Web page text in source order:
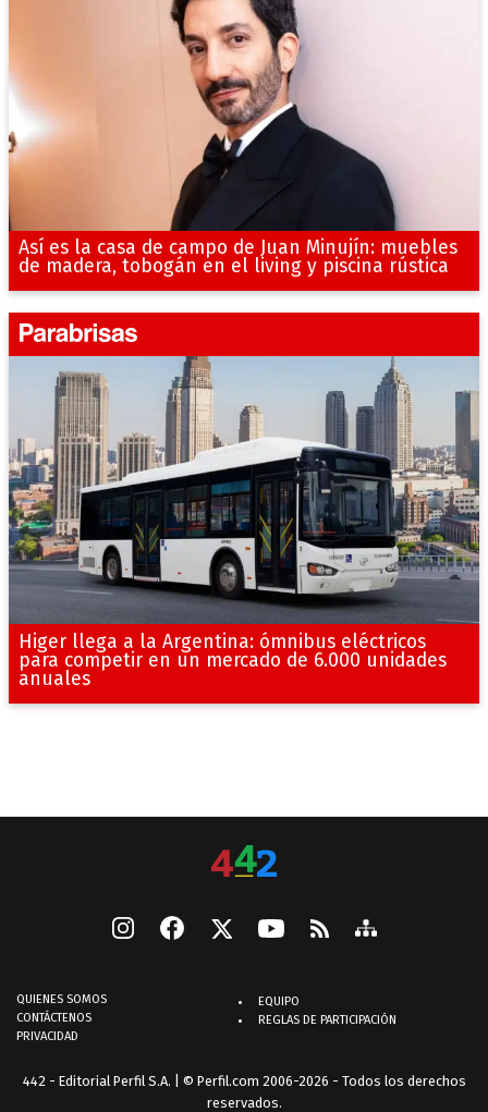
Así es la casa de campo de Juan Minujín: muebles
de madera, tobogán en el living y piscina rústica
Higer llega a la Argentina: ómnibus eléctricos
para competir en un mercado de 6.000 unidades
anuales
QUIENES SOMOS
CONTÁCTENOS
PRIVACIDAD
EQUIPO
REGLAS DE PARTICIPACIÓN
442 - Editorial Perfil S.A. | © Perfil.com 2006-2026 - Todos los derechos
reservados.